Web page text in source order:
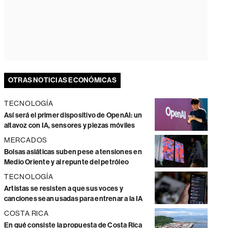
OTRAS NOTICIAS ECONÓMICAS
TECNOLOGÍA
Así será el primer dispositivo de OpenAI: un
altavoz con IA, sensores y piezas móviles
MERCADOS
Bolsas asiáticas suben pese a tensiones en
Medio Oriente y al repunte del petróleo
TECNOLOGÍA
Artistas se resisten a que sus voces y
canciones sean usadas para entrenar a la IA
COSTA RICA
En qué consiste la propuesta de Costa Rica